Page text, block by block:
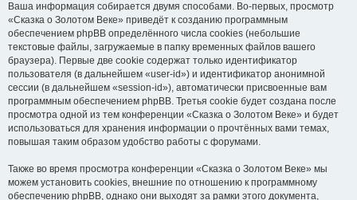
Ваша информация собирается двумя способами. Во-первых, просмотр
«Сказка о Золотом Веке» приведёт к созданию программным
обеспечением phpBB определённого числа cookies (небольшие
текстовые файлы, загружаемые в папку временных файлов вашего
браузера). Первые две cookie содержат только идентификатор
пользователя (в дальнейшем «user-id») и идентификатор анонимной
сессии (в дальнейшем «session-id»), автоматически присвоенные вам
программным обеспечением phpBB. Третья cookie будет создана после
просмотра одной из тем конференции «Сказка о Золотом Веке» и будет
использоваться для хранения информации о прочтённых вами темах,
повышая таким образом удобство работы с форумами.
Также во время просмотра конференции «Сказка о Золотом Веке» мы
можем установить cookies, внешние по отношению к программному
обеспечению phpBB, однако они выходят за рамки этого документа,